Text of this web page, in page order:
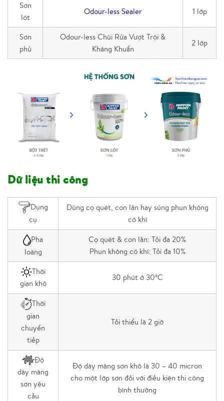
Sơn
lót
Odour-less Sealer 1 lớp
Sơn
phủ
Odour-less Chùi Rửa Vượt Trội &
Kháng Khuẩn
2 lớp
Dữ liệu thi công
Dụng
cụ
Dùng cọ quét, con lăn hay súng phun không
có khí
Pha
loãng
Cọ quét & con lăn: Tối đa 20%
Phun không có khí: Tối đa 10%
Thời
gian khô
30 phút ở 30ºC
Thời
gian
chuyển
tiếp
Tối thiểu là 2 giờ
Độ
dày màng
sơn yêu
cầu
Độ dày màng sơn khô là 30 – 40 micron
cho một lớp sơn đối với điều kiện thi công
bình thường